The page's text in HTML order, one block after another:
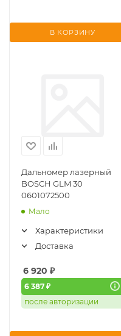
В КОРЗИНУ
Дальномер лазерный
BOSCH GLM 30
0601072500
Мало
Характеристики
Доставка
6 920 ₽
6 387 ₽
после авторизации